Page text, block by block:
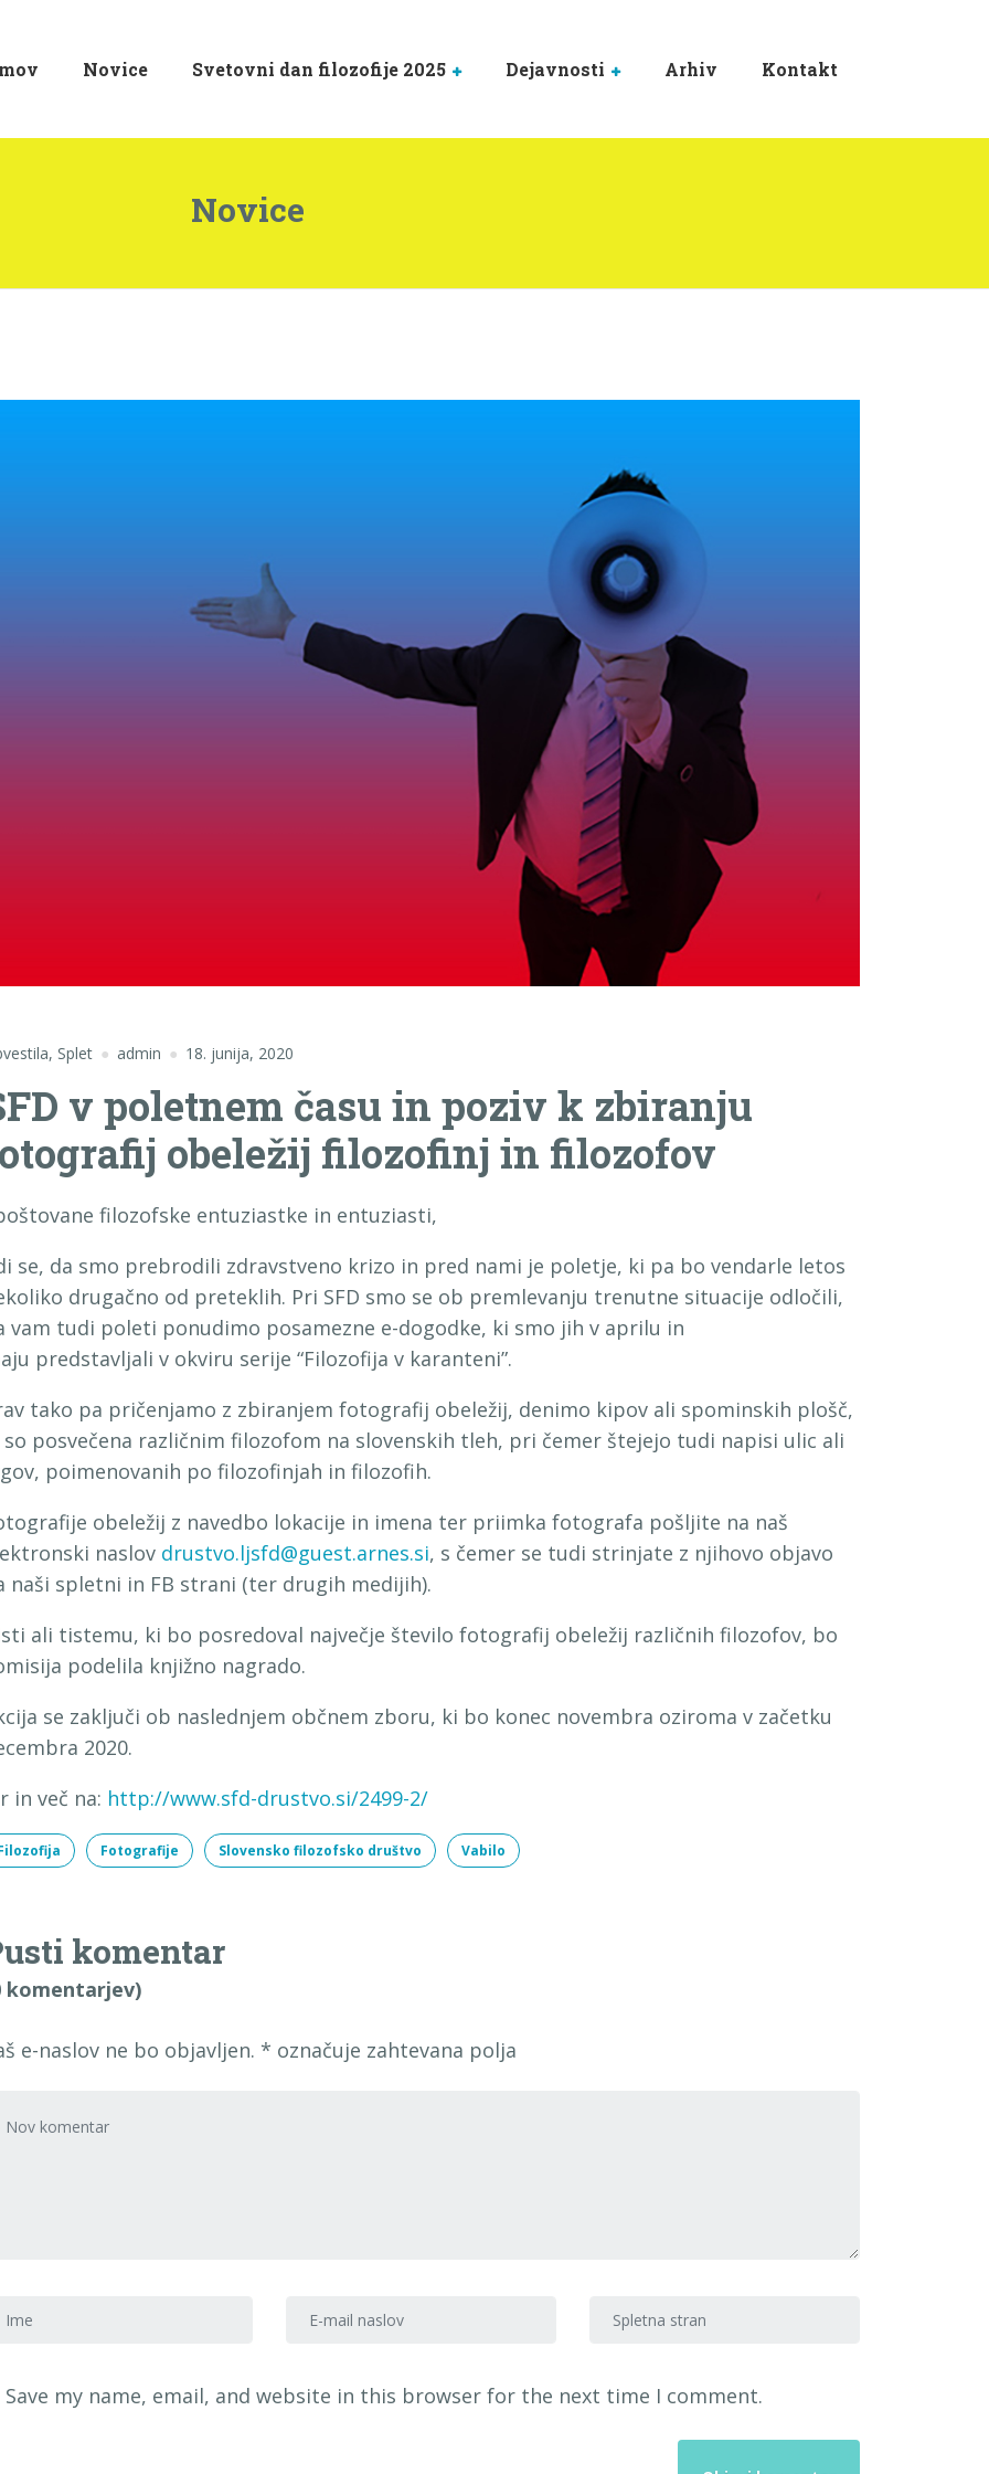
Novice Svetovni dan filozofije 2025 Dejavnosti Arhiv Kontakt
Novice
, Splet admin 18. junija, 2020
v poletnem času in poziv k zbiranju
obeležij filozofinj in filozofov
filozofske entuziastke in entuziasti,
se, da smo prebrodili zdravstveno krizo in pred nami je poletje, ki pa bo vendarle letos
drugačno od preteklih. Pri SFD smo se ob premlevanju trenutne situacije odločili,
vam tudi poleti ponudimo posamezne e-dogodke, ki smo jih v aprilu in
predstavljali v okviru serije “Filozofija v karanteni”.
tako pa pričenjamo z zbiranjem fotografij obeležij, denimo kipov ali spominskih plošč,
so posvečena različnim filozofom na slovenskih tleh, pri čemer štejejo tudi napisi ulic ali
poimenovanih po filozofinjah in filozofih.
obeležij z navedbo lokacije in imena ter priimka fotografa pošljite na naš
naslov drustvo.ljsfd@guest.arnes.si, s čemer se tudi strinjate z njihovo objavo
naši spletni in FB strani (ter drugih medijih).
ali tistemu, ki bo posredoval največje število fotografij obeležij različnih filozofov, bo
podelila knjižno nagrado.
se zaključi ob naslednjem občnem zboru, ki bo konec novembra oziroma v začetku
2020.
in več na: http://www.sfd-drustvo.si/2499-2/
Fotografije Slovensko filozofsko društvo Vabilo
komentar
komentarjev)
e-naslov ne bo objavljen. * označuje zahtevana polja
in priimek E-mail naslov Spletna stran
Save my name, email, and website in this browser for the next time I comment.